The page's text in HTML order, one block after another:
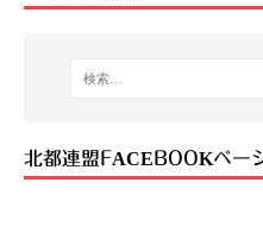
北都連盟FACEBOOKペー